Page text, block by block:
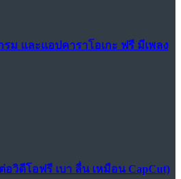
รม และแอปคาราโอเกะ ฟรี มีเพลง
อวิดีโอฟรี เบา ลื่น เหมือน CapCut)